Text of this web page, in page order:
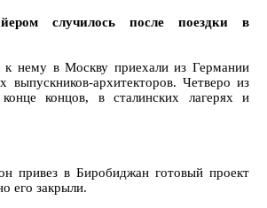
случилось после поездки в
нему в Москву приехали из Германии
выпускников-архитекторов. Четверо из
концов, в сталинских лагерях и
привез в Биробиджан готовый проект
его закрыли.